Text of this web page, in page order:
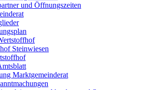
und Öffnungszeiten
Steinwiesen
Marktgemeinderat